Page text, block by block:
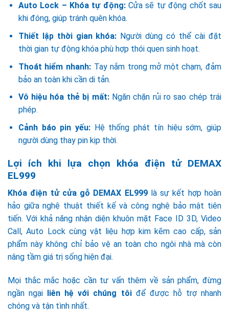
Auto Lock – Khóa tự động:Cửa sẽ tự động chốt sau
khi đóng, giúp tránh quên khóa.
Thiết lập thời gian khóa: Người dùng có thể cài đặt
thời gian tự động khóa phù hợp thói quen sinh hoạt.
Thoát hiểm nhanh:Tay nắm trong mở một chạm, đảm
bảo an toàn khi cần di tản.
Vô hiệu hóa thẻ bị mất:Ngăn chặn rủi ro sao chép trái
phép.
Cảnh báo pin yếu:Hệ thống phát tín hiệu sớm, giúp
người dùng thay pin kịp thời.
Lợi ích khi lựa chọn khóa điện tử DEMAX
EL999
Khóa điện tử cửa gỗ DEMAX EL999là sự kết hợp hoàn
hảo giữa nghệ thuật thiết kế và công nghệ bảo mật tiên
tiến. Với khả năng nhận diện khuôn mặt Face ID 3D, Video
Call, Auto Lock cùng vật liệu hợp kim kẽm cao cấp, sản
phẩm này không chỉ bảo vệ an toàn cho ngôi nhà mà còn
nâng tầm giá trị sống hiện đại.
Mọi thắc mắc hoặc cần tư vấn thêm về sản phẩm, đừng
ngần ngại liên hệ với chúng tôiđể được hỗ trợ nhanh
chóng và tận tình nhất.